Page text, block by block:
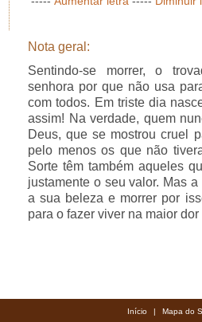
Nota geral:
Sentindo-se morrer, o
senhora por que não usa
com todos. Em triste dia
assim! Na verdade, quem
Deus, que se mostrou cruel
pelo menos os que não
Sorte têm também aqueles
justamente o seu valor. Mas
a sua beleza e morrer por
para o fazer viver na maior
Início | Mapa do